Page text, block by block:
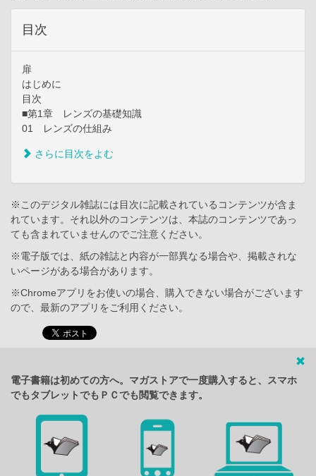
目次
扉
はじめに
目次
■第1章 レンズの基礎知識
01 レンズの仕組み
さらに目次をよむ
※このデジタル雑誌には目次に記載されているコンテンツが含ま
れています。それ以外のコンテンツは、本誌のコンテンツであっ
ても含まれていませんのでご注意ください。
※電子版では、紙の雑誌と内容が一部異なる場合や、掲載されな
いページがある場合があります。
※Chromeアプリをお使いの場合、購入できない場合がございます
ので、最新のアプリをご利用ください。
電子書籍は初めての方へ。マガストアで一度購入すると、スマホ
でもタブレットでもＰＣでも閲覧できます。